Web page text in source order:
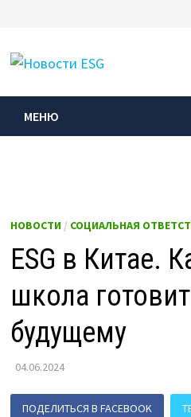
содержимому
МЕНЮ
НОВОСТИ/ СОЦИАЛЬНАЯ
ESG в Китае.
школа
будущему
04.06.2024
ПОДЕЛИТЬСЯ В FACEBOOK